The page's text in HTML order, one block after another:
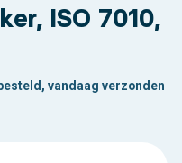
ISO 7010,
vandaag verzonden